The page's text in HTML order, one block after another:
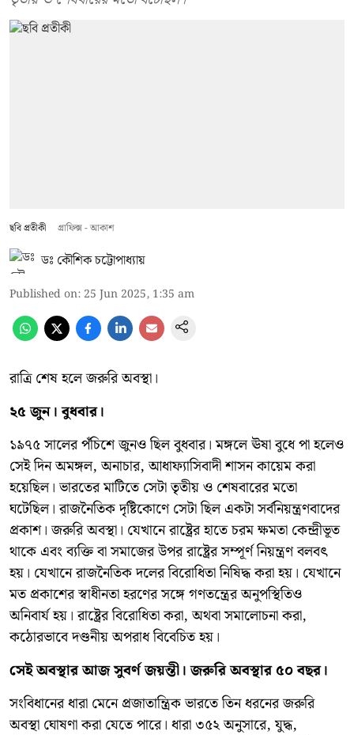
ছবি প্রতীকী গ্রাফিক্স - আকাশ
ডঃ কৌশিক চট্টোপাধ্যায়
Published on: 25 Jun 2025, 1:35 am
রাত্রি শেষ হলে জরুরি অবস্থা।
২৫ জুন। বুধবার।
১৯৭৫ সালের পঁচিশে জুনও ছিল বুধবার। মঙ্গলে ঊষা বুধে পা হলেও
সেই দিন অমঙ্গল, অনাচার, আধাফ্যাসিবাদী শাসন কায়েম করা
হয়েছিল। ভারতের মাটিতে সেটা তৃতীয় ও শেষবারের মতো
ঘটেছিল। রাজনৈতিক দৃষ্টিকোণে সেটা ছিল একটা সর্বনিয়ন্ত্রণবাদের
প্রকাশ। জরুরি অবস্থা। যেখানে রাষ্ট্রের হাতে চরম ক্ষমতা কেন্দ্রীভূত
থাকে এবং ব্যক্তি বা সমাজের উপর রাষ্ট্রের সম্পূর্ণ নিয়ন্ত্রণ বলবৎ
হয়। যেখানে রাজনৈতিক দলের বিরোধিতা নিষিদ্ধ করা হয়। যেখানে
মত প্রকাশের স্বাধীনতা হরণের সঙ্গে গণতন্ত্রের অনুপস্থিতিও
অনিবার্য হয়। রাষ্ট্রের বিরোধিতা করা, অথবা সমালোচনা করা,
কঠোরভাবে দণ্ডনীয় অপরাধ বিবেচিত হয়।
সেই অবস্থার আজ সুবর্ণ জয়ন্তী। জরুরি অবস্থার ৫০ বছর।
সংবিধানের ধারা মেনে প্রজাতান্ত্রিক ভারতে তিন ধরনের জরুরি
অবস্থা ঘোষণা করা যেতে পারে। ধারা ৩৫২ অনুসারে, যুদ্ধ,